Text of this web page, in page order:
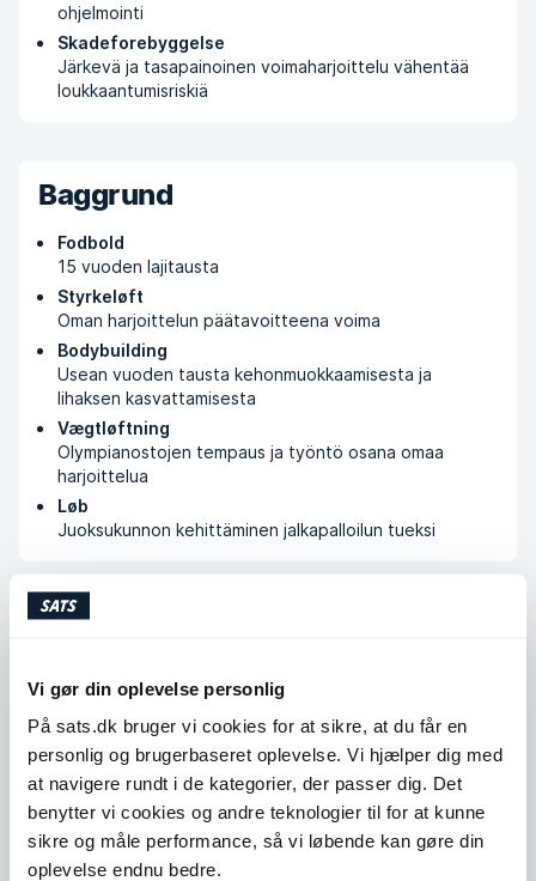
Vi gør din oplevelse personlig
På sats.dk bruger vi cookies for at sikre, at du får en
personlig og brugerbaseret oplevelse. Vi hjælper dig med
at navigere rundt i de kategorier, der passer dig. Det
benytter vi cookies og andre teknologier til for at kunne
sikre og måle performance, så vi løbende kan gøre din
oplevelse endnu bedre.
ohjelmointi
Skadeforebyggelse
Järkevä ja tasapainoinen voimaharjoittelu vähentää
loukkaantumisriskiä
Baggrund
Fodbold
15 vuoden lajitausta
Styrkeløft
Oman harjoittelun päätavoitteena voima
Bodybuilding
Usean vuoden tausta kehonmuokkaamisesta ja
lihaksen kasvattamisesta
Vægtløftning
Olympianostojen tempaus ja työntö osana omaa
harjoittelua
Løb
Juoksukunnon kehittäminen jalkapalloilun tueksi
Auktorisoitu Personal Trainer
Trainer4You
Psykologian opinnot (meneillään)
Helsingin yliopisto
Training and Pregnancy
Academy ELIXIA Finland
Prformance; Strenght, Hi-Intensity & Mobility
Academy ELIXIA Finland